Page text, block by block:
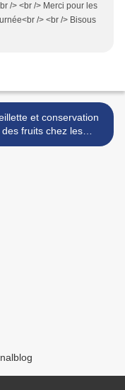
/> <br /> Merci pour les
/> <br /> Bisous
et conservation
des fruits chez les
+ régime